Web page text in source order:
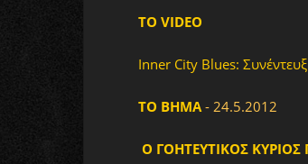
ΤΟ VIDEO
Inner City Blues:
TO BHMA- 24.5.2012
Ο ΓΟΗΤΕΥΤΙΚΟΣ